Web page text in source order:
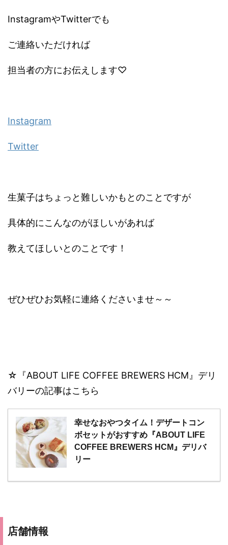
InstagramやTwitterでも
ご連絡いただければ
担当者の方にお伝えします♡
Instagram
Twitter
生菓子はちょっと難しいかもとのことですが
具体的にこんなのがほしいがあれば
教えてほしいとのことです！
ぜひぜひお気軽に連絡くださいませ～～
☆『ABOUT LIFE COFFEE BREWERS HCM』デリ
バリーの記事はこちら
幸せなおやつタイム！デザートコン
ボセットがおすすめ『ABOUT LIFE
COFFEE BREWERS HCM』デリバ
リー
店舗情報